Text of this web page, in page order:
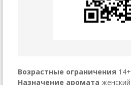
Возрастные ограничения 14+
Назначение аромата женский